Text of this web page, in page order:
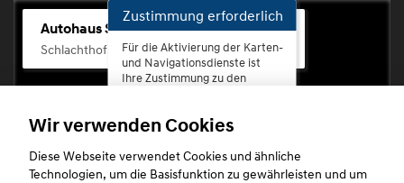
Autohaus Scherhag
Schlachthofstr. 68, 56073 Koblenz-Rauental
Zustimmung erforderlich
Für die Aktivierung der Karten-
und Navigationsdienste ist
Ihre Zustimmung zu den
erforderlich.
Zustimmen
Wir verwenden Cookies
Diese Webseite verwendet Cookies und ähnliche
Technologien, um die Basisfunktion zu gewährleisten und um